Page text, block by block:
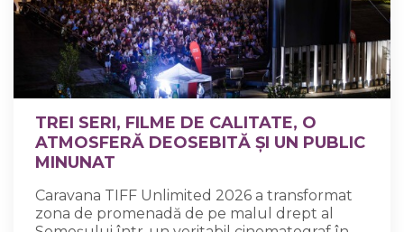
TREI SERI, FILME DE CALITATE, O
ATMOSFERĂ DEOSEBITĂ ȘI UN PUBLIC
MINUNAT
Caravana TIFF Unlimited 2026 a transformat
zona de promenadă de pe malul drept al